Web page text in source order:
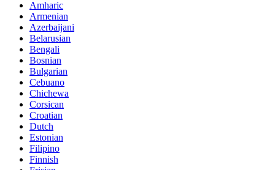
Amharic
Armenian
Azerbaijani
Belarusian
Bengali
Bosnian
Bulgarian
Cebuano
Chichewa
Corsican
Croatian
Dutch
Estonian
Filipino
Finnish